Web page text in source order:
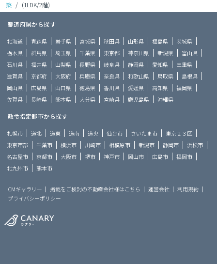
築 / (1LDK/2階)
都道府県から探す
北海道 青森県 岩手県 宮城県 秋田県 山形県 福島県
茨城県
栃木県
群馬県 埼玉県 千葉県 東京都 神奈川県 新潟県
富山県
石川県
福井県 山梨県 長野県 岐阜県 静岡県 愛知県
三重県
滋賀県
京都府 大阪府 兵庫県 奈良県 和歌山県 鳥取県
島根県
岡山県
広島県 山口県 徳島県 香川県 愛媛県 高知県
福岡県
佐賀県
長崎県 熊本県 大分県 宮崎県 鹿児島県 沖縄県
政令指定都市から探す
札幌市 道北 道東 道南 道央 仙台市 さいたま市
東京２３区
東京市部
千葉市 横浜市 川崎市 相模原市 新潟市 静岡市
浜松市
名古屋市
京都市 大阪市 堺市 神戸市 岡山市 広島市
福岡市
北九州市
熊本市
CMギャラリー 掲載をご検討の不動産会社様はこちら 運営会社
利用規約
プライバシーポリシー